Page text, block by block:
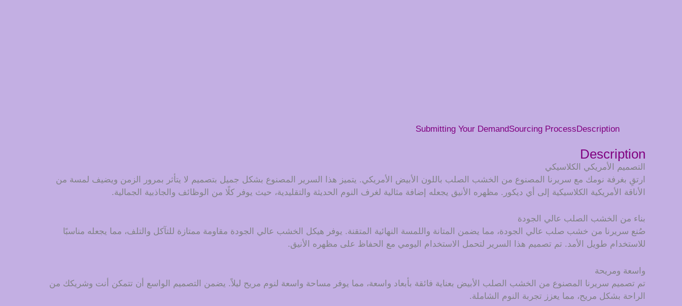
Description
Sourcing Process
Submitting Your Demand
Description
التصميم الأمريكي الكلاسيكي
ارتقِ بغرفة نومك مع سريرنا المصنوع من الخشب الصلب باللون الأبيض الأمريكي. يتميز هذا السرير المصنوع بشكل جميل بتصميم لا يتأثر بمرور الزمن ويضيف لمسة من
الأناقة الأمريكية الكلاسيكية إلى أي ديكور. مظهره الأنيق يجعله إضافة مثالية لغرف النوم الحديثة والتقليدية، حيث يوفر كلًا من الوظائف والجاذبية الجمالية.
بناء من الخشب الصلب عالي الجودة
صُنع سريرنا من خشب صلب عالي الجودة، مما يضمن المتانة واللمسة النهائية المتقنة. يوفر هيكل الخشب عالي الجودة مقاومة ممتازة للتآكل والتلف، مما يجعله مناسبًا
للاستخدام طويل الأمد. تم تصميم هذا السرير لتحمل الاستخدام اليومي مع الحفاظ على مظهره الأنيق.
واسعة ومريحة
تم تصميم سريرنا المصنوع من الخشب الصلب الأبيض بعناية فائقة بأبعاد واسعة، مما يوفر مساحة واسعة لنوم مريح ليلاً. يضمن التصميم الواسع أن تتمكن أنت وشريكك من
الراحة بشكل مريح، مما يعزز تجربة النوم الشاملة.